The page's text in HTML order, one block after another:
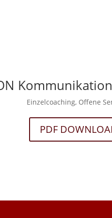
Einzelcoaching, Offene
PDF